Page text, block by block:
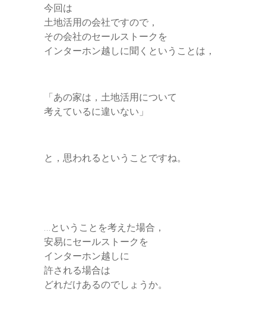
今回は
土地活用の会社ですので，
その会社のセールストークを
インターホン越しに聞くということは，
「あの家は，土地活用について
考えているに違いない」
と，思われるということですね。
…ということを考えた場合，
安易にセールストークを
インターホン越しに
許される場合は
どれだけあるのでしょうか。